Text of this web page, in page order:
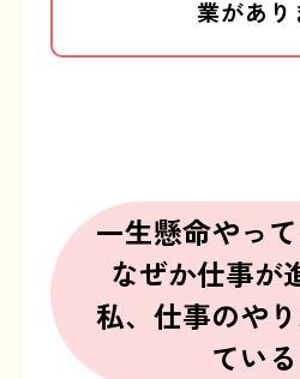
業があり
一生懸命やって
なぜか仕事が
私、仕事のや
てい